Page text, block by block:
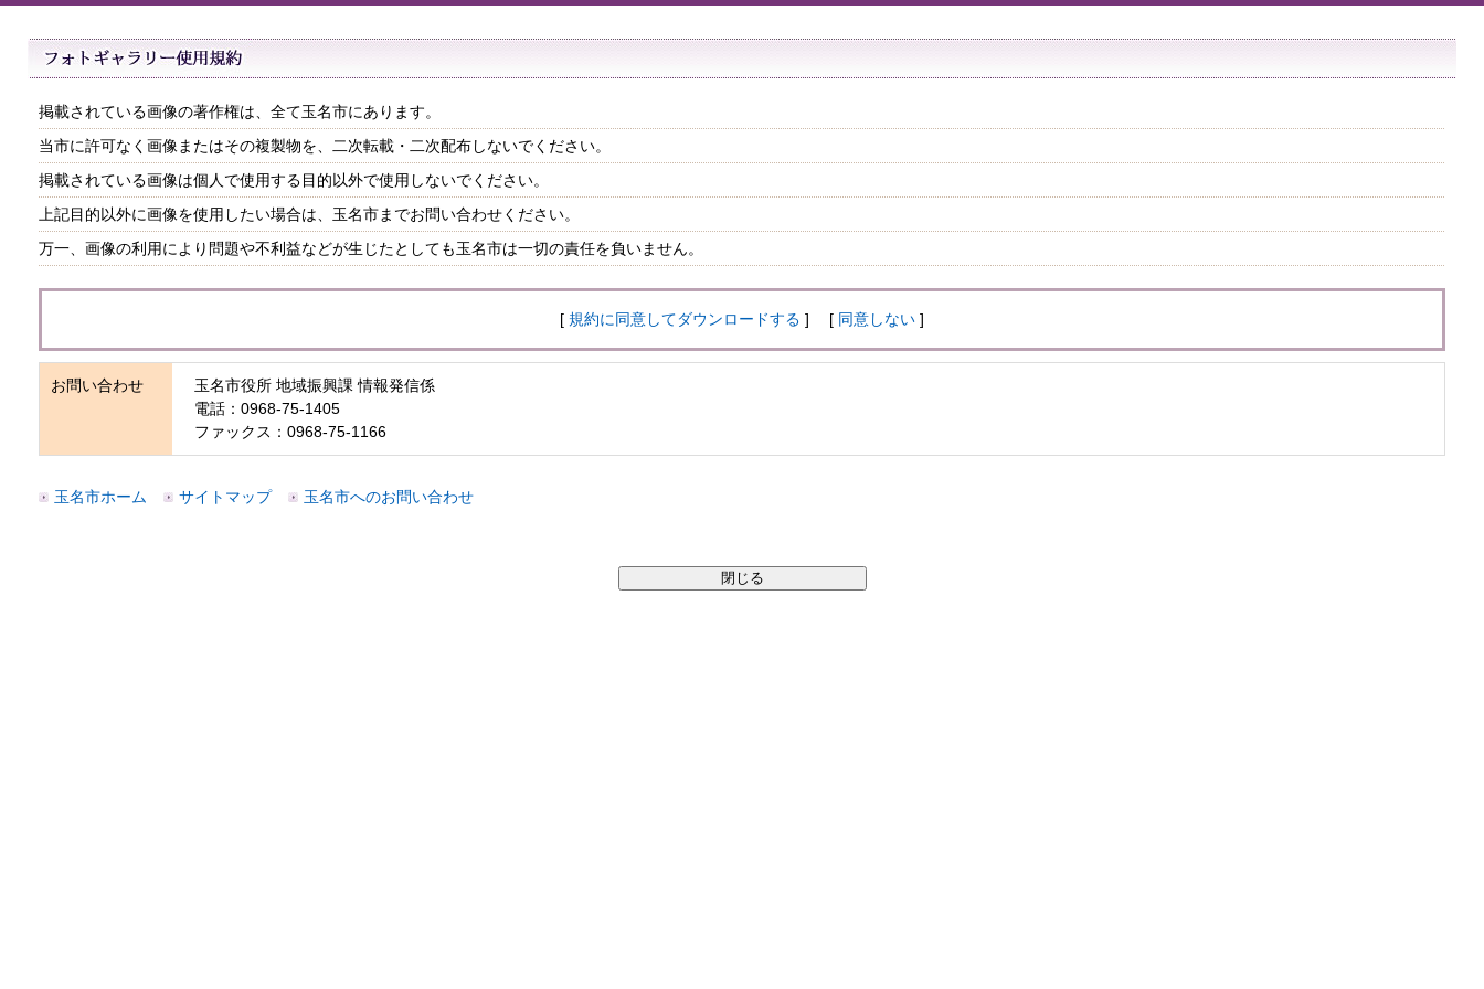
掲載されている画像の著作権は、全て玉名市にあります。
当市に許可なく画像またはその複製物を、二次転載・二次配布しないでください。
掲載されている画像は個人で使用する目的以外で使用しないでください。
上記目的以外に画像を使用したい場合は、玉名市までお問い合わせください。
万一、画像の利用により問題や不利益などが生じたとしても玉名市は一切の責任を負いません。
[ 規約に同意してダウンロードする ] [ 同意しない ]
お問い合わせ
玉名市役所 地域振興課 情報発信係
電話：0968-75-1405
ファックス：0968-75-1166
玉名市ホーム サイトマップ 玉名市へのお問い合わせ